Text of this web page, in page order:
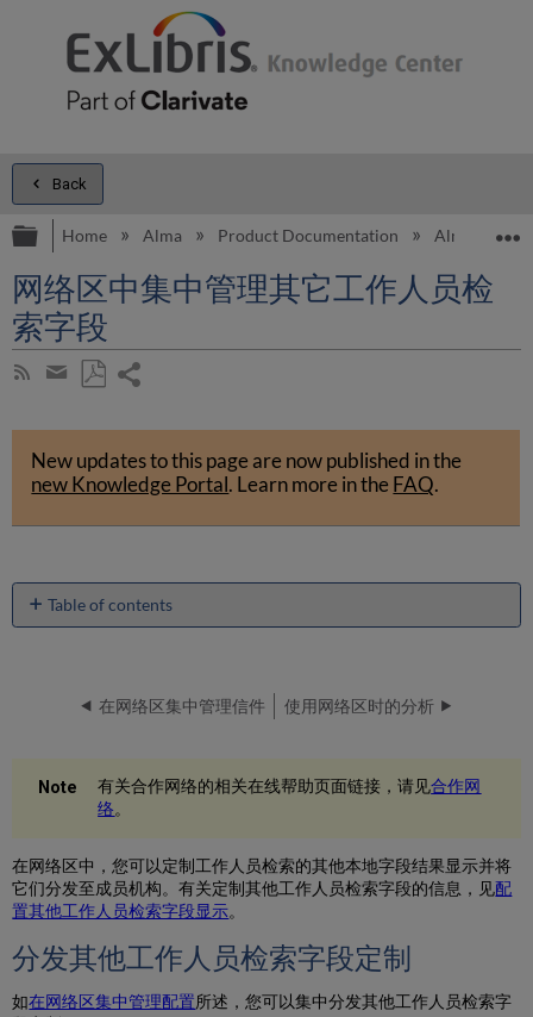
Back
Expand/collapse global hierarchy
Home Alma Product Documentation Alma Online
网络区中集中管理其它工作人员检
索字段
Subscribe
RSS
Share
by
email
as
PDF
New updates to this page are now published in the
new Knowledge Portal. Learn more in theFAQ.
Table of contents
员
字
段
定
在网络区集中管理信件 使用网络区时的分析
有关合作网络的相关在线帮助页面链接，请见合作网
络。
在网络区中，您可以定制工作人员检索的其他本地字段结果显示并将
它们分发至成员机构。有关定制其他工作人员检索字段的信息，见配
置其他工作人员检索字段显示。
分发其他工作人员检索字段定制
如在网络区集中管理配置所述，您可以集中分发其他工作人员检索字